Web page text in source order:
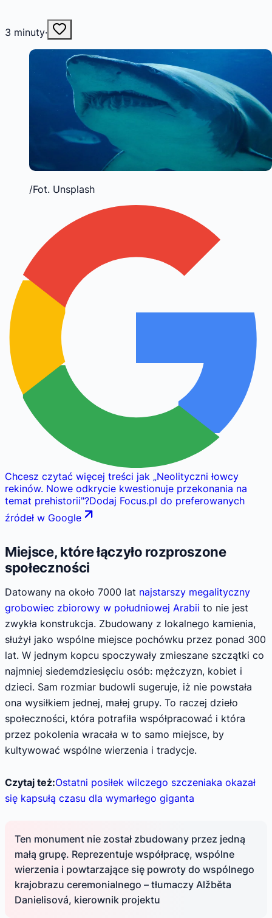
3 minuty·
/Fot. Unsplash
Chcesz czytać więcej treści jak „Neolityczni łowcy
rekinów. Nowe odkrycie kwestionuje przekonania na
temat prehistorii"?Dodaj Focus.pl do preferowanych
źródeł w Google
Miejsce, które łączyło rozproszone
społeczności
Datowany na około 7000 lat najstarszy megalityczny
grobowiec zbiorowy w południowej Arabii to nie jest
zwykła konstrukcja. Zbudowany z lokalnego kamienia,
służył jako wspólne miejsce pochówku przez ponad 300
lat. W jednym kopcu spoczywały zmieszane szczątki co
najmniej siedemdziesięciu osób: mężczyzn, kobiet i
dzieci. Sam rozmiar budowli sugeruje, iż nie powstała
ona wysiłkiem jednej, małej grupy. To raczej dzieło
społeczności, która potrafiła współpracować i która
przez pokolenia wracała w to samo miejsce, by
kultywować wspólne wierzenia i tradycje.
Czytaj też:Ostatni posiłek wilczego szczeniaka okazał
się kapsułą czasu dla wymarłego giganta
Ten monument nie został zbudowany przez jedną
małą grupę. Reprezentuje współpracę, wspólne
wierzenia i powtarzające się powroty do wspólnego
krajobrazu ceremonialnego – tłumaczy Alžběta
Danielisová, kierownik projektu